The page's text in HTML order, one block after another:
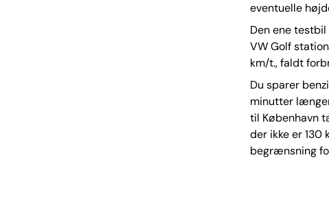
eventuelle
Den ene testbil
VW Golf
km/t., faldt
Du sparer
minutter
til København
der ikke er
begrænsning